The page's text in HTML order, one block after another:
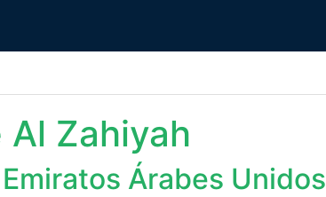
Al Zahiyah
Árabes Unidos